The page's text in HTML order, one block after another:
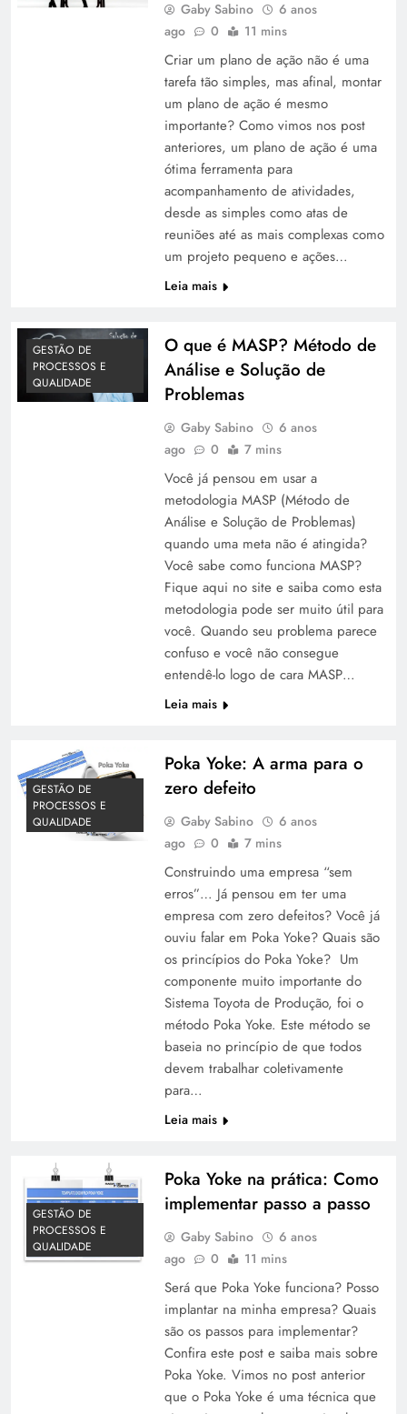
Gaby Sabino
6 anos
ago
0 11 mins
Criar um plano de ação não é uma
tarefa tão simples, mas afinal, montar
um plano de ação é mesmo
importante? Como vimos nos post
anteriores, um plano de ação é uma
ótima ferramenta para
acompanhamento de atividades,
desde as simples como atas de
reuniões até as mais complexas como
um projeto pequeno e ações…
Leia mais
GESTÃO DE
PROCESSOS E
QUALIDADE
O que é MASP? Método de
Análise e Solução de
Problemas
Gaby Sabino
6 anos
ago
0 7 mins
Você já pensou em usar a
metodologia MASP (Método de
Análise e Solução de Problemas)
quando uma meta não é atingida?
Você sabe como funciona MASP?
Fique aqui no site e saiba como esta
metodologia pode ser muito útil para
você. Quando seu problema parece
confuso e você não consegue
entendê-lo logo de cara MASP…
Leia mais
GESTÃO DE
PROCESSOS E
QUALIDADE
Poka Yoke: A arma para o
zero defeito
Gaby Sabino
6 anos
ago
0 7 mins
Construindo uma empresa “sem
erros”… Já pensou em ter uma
empresa com zero defeitos? Você já
ouviu falar em Poka Yoke? Quais são
os princípios do Poka Yoke? Um
componente muito importante do
Sistema Toyota de Produção, foi o
método Poka Yoke. Este método se
baseia no princípio de que todos
devem trabalhar coletivamente
para…
Leia mais
GESTÃO DE
PROCESSOS E
QUALIDADE
Poka Yoke na prática: Como
implementar passo a passo
Gaby Sabino
6 anos
ago
0 11 mins
Será que Poka Yoke funciona? Posso
implantar na minha empresa? Quais
são os passos para implementar?
Confira este post e saiba mais sobre
Poka Yoke. Vimos no post anterior
que o Poka Yoke é uma técnica que